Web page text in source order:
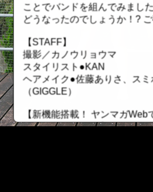
ことでバンドを組んでみまし
どうなったのでしょうか！?
【STAFF】
撮影／カノウリョウマ
スタイリスト●KAN
ヘアメイク●佐藤ありさ、ス
（GIGGLE）
【新機能搭載！ ヤンマガWeb
☆「推し活」その①〝シリア